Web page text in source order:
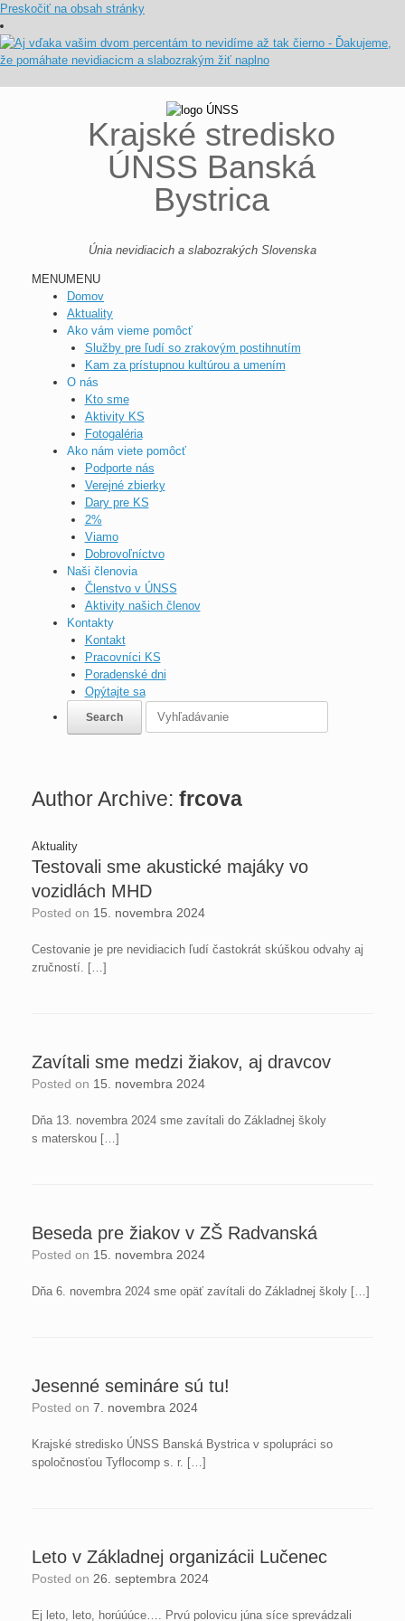
Preskočiť na obsah stránky
Krajské stredisko
ÚNSS Banská
Bystrica
Únia nevidiacich a slabozrakých Slovenska
MENUMENU
Domov
Aktuality
Ako vám vieme pomôcť
Služby pre ľudí so zrakovým postihnutím
Kam za prístupnou kultúrou a umením
O nás
Kto sme
Aktivity KS
Fotogaléria
Ako nám viete pomôcť
Podporte nás
Verejné zbierky
Dary pre KS
2%
Viamo
Dobrovoľníctvo
Naši členovia
Členstvo v ÚNSS
Aktivity našich členov
Kontakty
Kontakt
Pracovníci KS
Poradenské dni
Opýtajte sa
Author Archive: frcova
Aktuality
Testovali sme akustické majáky vo
vozidlách MHD
Posted on 15. novembra 2024
Cestovanie je pre nevidiacich ľudí častokrát skúškou odvahy aj
zručností. […]
Zavítali sme medzi žiakov, aj dravcov
Posted on 15. novembra 2024
Dňa 13. novembra 2024 sme zavítali do Základnej školy
s materskou […]
Beseda pre žiakov v ZŠ Radvanská
Posted on 15. novembra 2024
Dňa 6. novembra 2024 sme opäť zavítali do Základnej školy […]
Jesenné semináre sú tu!
Posted on 7. novembra 2024
Krajské stredisko ÚNSS Banská Bystrica v spolupráci so
spoločnosťou Tyflocomp s. r. […]
Leto v Základnej organizácii Lučenec
Posted on 26. septembra 2024
Ej leto, leto, horúúúce…. Prvú polovicu júna síce sprevádzali